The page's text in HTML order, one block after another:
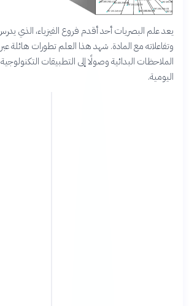
يعد علم البصريات أحد أقدم فروع الفيزياء، الذي
وتفاعلاته مع المادة. شهد هذا العلم تطورات هائلة
الملاحظات البدائية وصولًا إلى التطبيقات
اليومية.